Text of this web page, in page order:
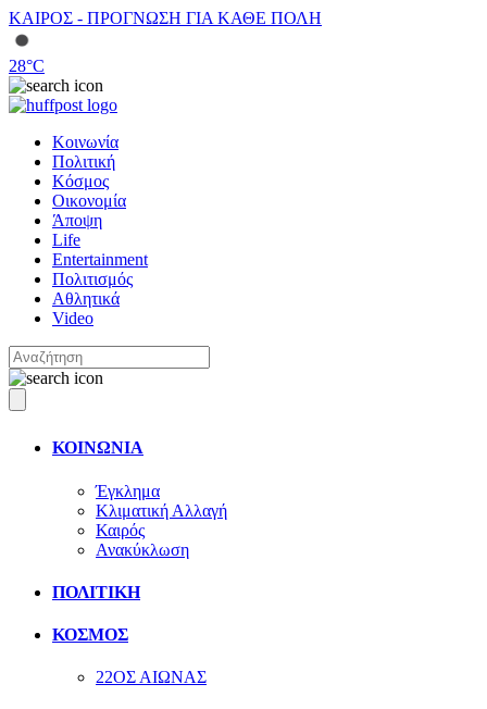
ΚΑΙΡΟΣ - ΠΡΟΓΝΩΣΗ ΓΙΑ ΚΑΘΕ ΠΟΛΗ
28°C
Κοινωνία
Πολιτική
Κόσμος
Οικονομία
Άποψη
Life
Entertainment
Πολιτισμός
Αθλητικά
Video
ΚΟΙΝΩΝΙΑ
Έγκλημα
Κλιματική Αλλαγή
Καιρός
Ανακύκλωση
ΠΟΛΙΤΙΚΗ
ΚΟΣΜΟΣ
22ΟΣ ΑΙΩΝΑΣ